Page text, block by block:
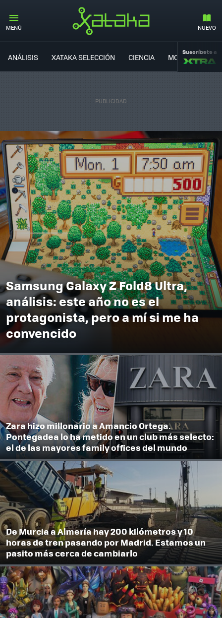
MENÚ NUEVO
ANÁLISIS XATAKA SELECCIÓN CIENCIA MOVILIDAD
Suscríbete a
Samsung Galaxy Z Fold8 Ultra,
análisis: este año no es el
protagonista, pero a mí si me ha
convencido
Zara hizo millonario a Amancio Ortega.
Pontegadea lo ha metido en un club más selecto:
el de las mayores family offices del mundo
De Murcia a Almería hay 200 kilómetros y 10
horas de tren pasando por Madrid. Estamos un
pasito más cerca de cambiarlo